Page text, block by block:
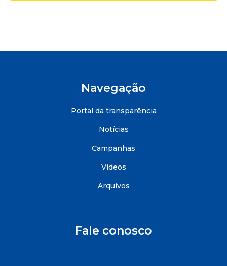
Navegação
Portal da transparência
Notícias
Campanhas
Videos
Arquivos
Fale conosco